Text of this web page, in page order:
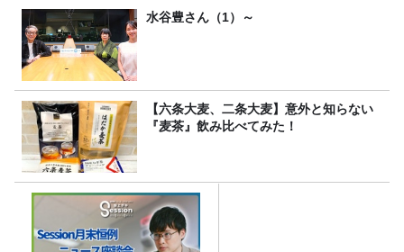
水谷豊さん（1）～
【六条大麦、二条大麦】意外と知らない
『麦茶』飲み比べてみた！